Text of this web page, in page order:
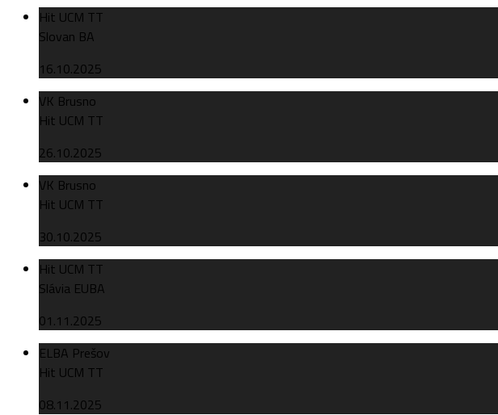
Hit UCM TT
Slovan BA
16.10.2025
VK Brusno
Hit UCM TT
26.10.2025
VK Brusno
Hit UCM TT
30.10.2025
Hit UCM TT
Slávia EUBA
01.11.2025
ELBA Prešov
Hit UCM TT
08.11.2025